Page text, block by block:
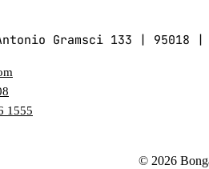
Gramsci 133 | 95018
1555
© 2026